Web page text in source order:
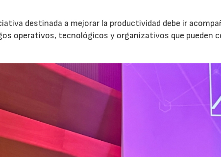
destinada a mejorar la productividad debe ir
operativos, tecnológicos y organizativos que pueden